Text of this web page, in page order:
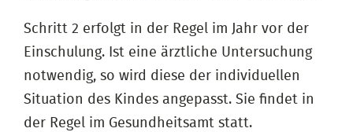
Schritt 2 erfolgt in der Regel im Jahr vor der
Einschulung. Ist eine ärztliche Untersuchung
notwendig, so wird diese der individuellen
Situation des Kindes angepasst. Sie findet in
der Regel im Gesundheitsamt statt.